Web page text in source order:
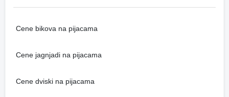
Cene bikova na pijacama
Cene jagnjadi na pijacama
Cene dviski na pijacama